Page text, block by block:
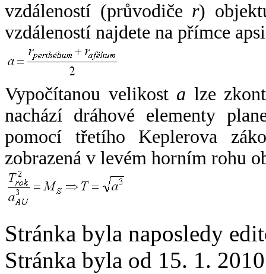
vzdáleností (průvodiče r)
vzdáleností najdete na přímce
Vypočítanou velikost a lze
nachází dráhové elementy
pomocí třetího Keplerova
zobrazená v levém horním rohu
Stránka byla naposledy
Stránka byla od 15. 1.